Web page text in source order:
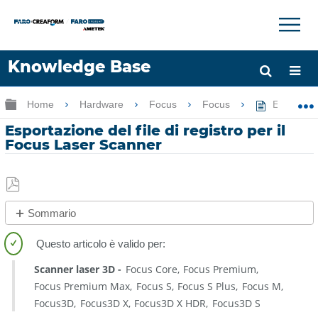
Knowledge Base
Lingua
Chiedere aiuto Accesso
×
Ingrandisci/riduci gerarchia globale
Home Hardware Focus Focus
Esportazione del file di registro per il
Focus Laser Scanner
Salva
come
PDF
Sommario
del
file
Scanner laser 3D Focus Core Focus Premium
Focus Premium Max Focus S Focus S Plus Focus M
Focus3D Focus3D X Focus3D X HDR Focus3D S